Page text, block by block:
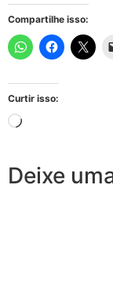
Compartilhe isso:
Curtir isso:
Deixe